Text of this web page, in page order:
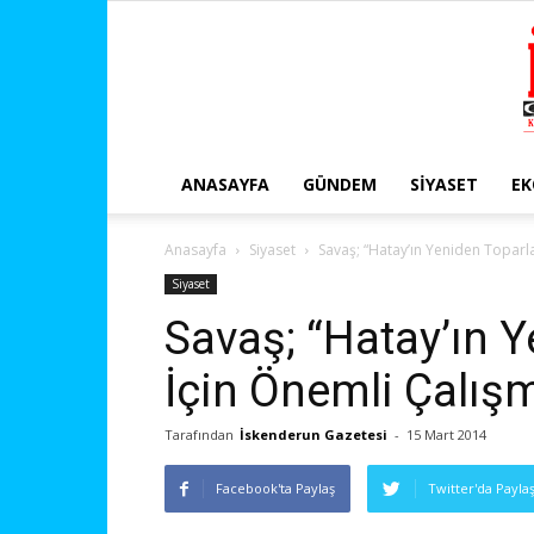
ANASAYFA GÜNDEM SIYASET
Anasayfa Siyaset Savaş; “Hatay’ın Yeniden
Siyaset
Savaş; “Hatay’ın
İçin Önemli
Tarafından İskenderun Gazetesi - 15 Mart 2014
Facebook'ta Paylaş Twitter'da Paylaş